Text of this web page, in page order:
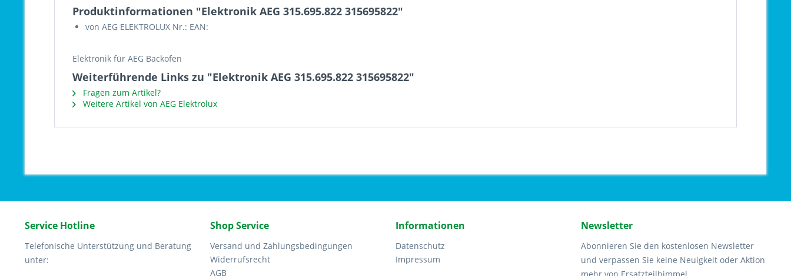
Produktinformationen "Elektronik AEG 315.695.822 315695822"
von AEG ELEKTROLUX Nr.: EAN:
Elektronik für AEG Backofen
Weiterführende Links zu "Elektronik AEG 315.695.822 315695822"
Fragen zum Artikel?
Weitere Artikel von AEG Elektrolux
Service Hotline
Telefonische Unterstützung und Beratung
unter:
Shop Service
Versand und Zahlungsbedingungen
Widerrufsrecht
AGB
Informationen
Datenschutz
Impressum
Newsletter
Abonnieren Sie den kostenlosen Newsletter
und verpassen Sie keine Neuigkeit oder Aktion